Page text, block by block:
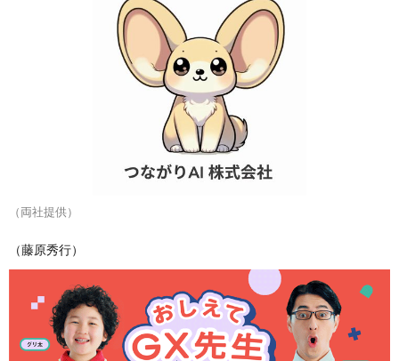
（両社提供）
（藤原秀行）